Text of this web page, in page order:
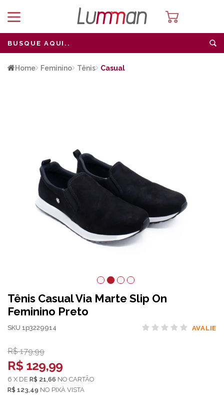
Home Feminino Tênis Casual
Tênis Casual Via Marte Slip On
Feminino Preto
SKU 1p3229914 AVALIE
R$ 179,99
R$ 129,99
6 X DE R$ 21,66 NO CARTÃO
R$ 123,49 NO PIX